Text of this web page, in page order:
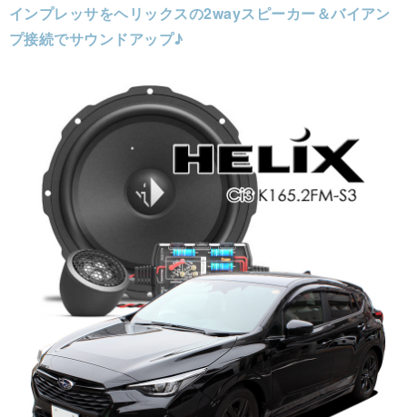
インプレッサをヘリックスの2wayスピーカー＆バイアン
プ接続でサウンドアップ♪